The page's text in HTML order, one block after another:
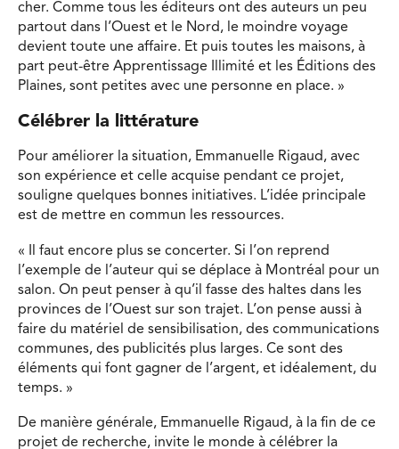
cher. Comme tous les éditeurs ont des auteurs un peu
partout dans l’Ouest et le Nord, le moindre voyage
devient toute une affaire. Et puis toutes les maisons, à
part peut-être Apprentissage Illimité et les Éditions des
Plaines, sont petites avec une personne en place. »
Célébrer la littérature
Pour améliorer la situation, Emmanuelle Rigaud, avec
son expérience et celle acquise pendant ce projet,
souligne quelques bonnes initiatives. L’idée principale
est de mettre en commun les ressources.
« Il faut encore plus se concerter. Si l’on reprend
l’exemple de l’auteur qui se déplace à Montréal pour un
salon. On peut penser à qu’il fasse des haltes dans les
provinces de l’Ouest sur son trajet. L’on pense aussi à
faire du matériel de sensibilisation, des communications
communes, des publicités plus larges. Ce sont des
éléments qui font gagner de l’argent, et idéalement, du
temps. »
De manière générale, Emmanuelle Rigaud, à la fin de ce
projet de recherche, invite le monde à célébrer la